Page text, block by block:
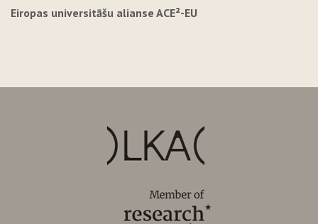
Eiropas universitāšu alianse ACE²-EU